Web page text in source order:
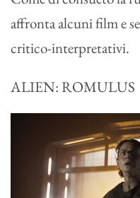
affronta alcuni film e
critico-interpretativi.
ALIEN: ROMULUS